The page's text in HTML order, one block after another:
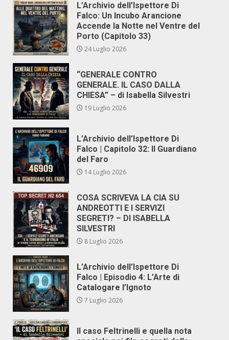
L’Archivio dell’Ispettore Di
Falco: Un Incubo Arancione
Accende la Notte nel Ventre del
Porto (Capitolo 33)
24 Luglio 2026
“GENERALE CONTRO
GENERALE. IL CASO DALLA
CHIESA” – di Isabella Silvestri
19 Luglio 2026
L’Archivio dell’Ispettore Di
Falco | Capitolo 32: Il Guardiano
del Faro
14 Luglio 2026
COSA SCRIVEVA LA CIA SU
ANDREOTTI E I SERVIZI
SEGRETI? – DI ISABELLA
SILVESTRI
8 Luglio 2026
L’Archivio dell’Ispettore Di
Falco | Episodio 4: L’Arte di
Catalogare l’Ignoto
7 Luglio 2026
Il caso Feltrinelli e quella nota